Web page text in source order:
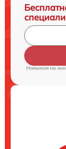
Нажимая на